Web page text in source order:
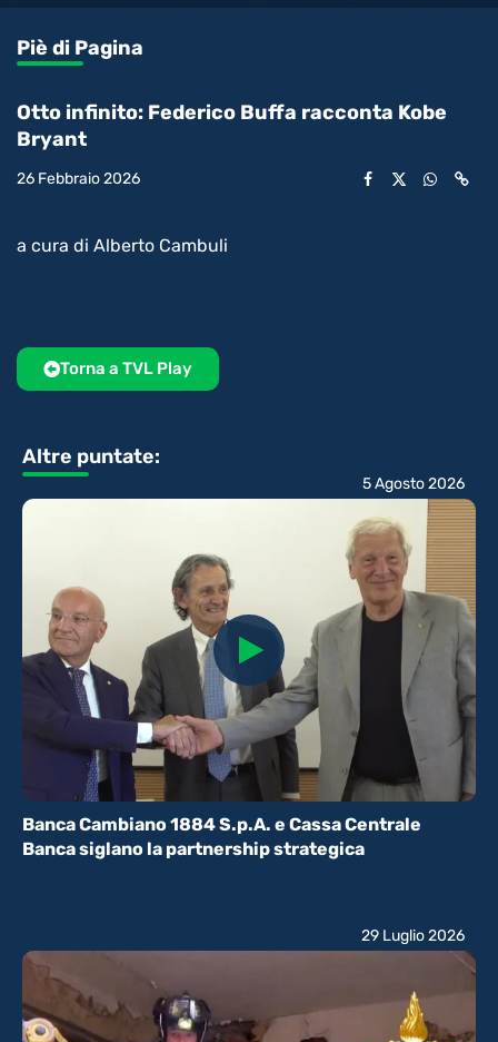
l’audio0.47%
in-
Piè di Pagina
Otto infinito: Federico Buffa racconta Kobe
Bryant
26 Febbraio 2026
a cura di Alberto Cambuli
Torna a TVL Play
Altre puntate:
Banca Cambiano 1884 S.p.A. e Cassa Centrale
Banca siglano la partnership strategica
5 Agosto 2026
29 Luglio 2026